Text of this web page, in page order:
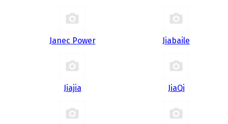
Janec Power Jiabaile
Jiajia JiaQi